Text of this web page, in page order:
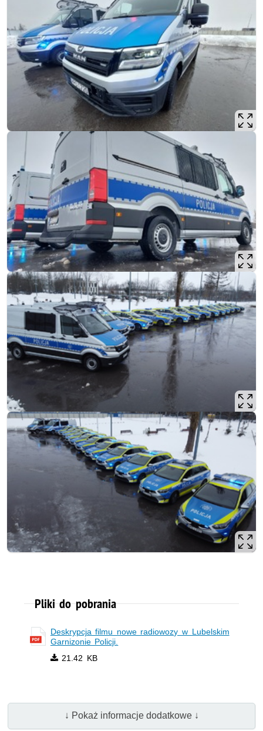
Pliki do pobrania
Deskrypcja filmu nowe radiowozy w Lubelskim
Garnizonie Policji.
21.42 KB
↓ Pokaż informacje dodatkowe ↓